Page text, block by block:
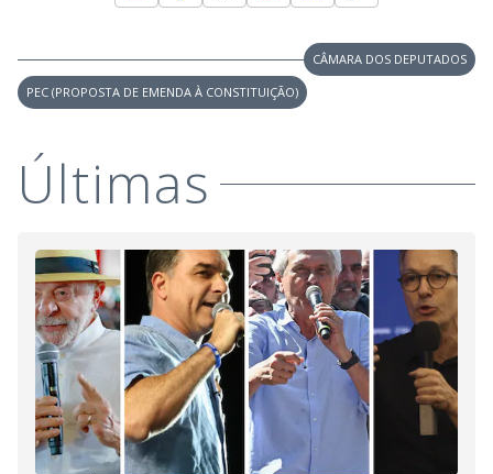
CÂMARA DOS DEPUTADOS
PEC (PROPOSTA DE EMENDA À CONSTITUIÇÃO)
Últimas